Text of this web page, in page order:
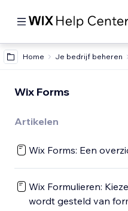
Home Je bedrijf beheren
Wix Forms
Artikelen
Wix Forms: Een
Wix Formulieren:
wordt gesteld van